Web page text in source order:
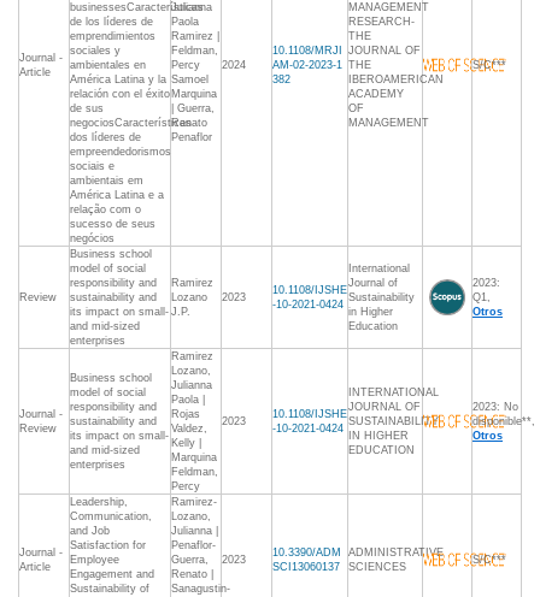
Journal -
Article
businessesCaracterísticas
de los líderes de
emprendimientos
sociales y
ambientales en
América Latina y la
relación con el éxito
de sus
negociosCaracterísticas
dos líderes de
empreendedorismos
sociais e
ambientais em
América Latina e a
relação com o
sucesso de seus
negócios
Julianna
Paola
Ramirez |
Feldman,
Percy
Samoel
Marquina
| Guerra,
Renato
Penaflor
2024
10.1108/MRJI
AM-02-2023-1
382
MANAGEMENT
RESEARCH-
THE
JOURNAL OF
THE
IBEROAMERICAN
ACADEMY
OF
MANAGEMENT
S/C***
Review
Business school
model of social
responsibility and
sustainability and
its impact on small-
and mid-sized
enterprises
Ramirez
Lozano
J.P.
2023
10.1108/IJSHE
-10-2021-0424
International
Journal of
Sustainability
in Higher
Education
2023:
Q1,
Otros
Journal -
Review
Business school
model of social
responsibility and
sustainability and
its impact on small-
and mid-sized
enterprises
Ramirez
Lozano,
Julianna
Paola |
Rojas
Valdez,
Kelly |
Marquina
Feldman,
Percy
2023
10.1108/IJSHE
-10-2021-0424
INTERNATIONAL
JOURNAL OF
SUSTAINABILITY
IN HIGHER
EDUCATION
2023: No
disponible**,
Otros
Journal -
Article
Leadership,
Communication,
and Job
Satisfaction for
Employee
Engagement and
Sustainability of
Ramirez-
Lozano,
Julianna |
Penaflor-
Guerra,
Renato |
Sanagustin-
2023
10.3390/ADM
SCI13060137
ADMINISTRATIVE
SCIENCES
S/C***